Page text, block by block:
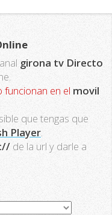
girona tv Directo
funcionan en el movil
que tengas que
Player.
de la url y darle a